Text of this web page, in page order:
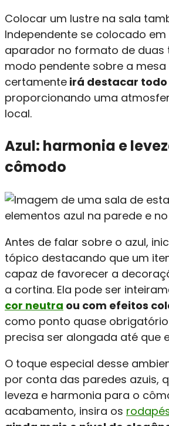
Colocar um lustre na sala
Independente se colocado
aparador no formato de duas
modo pendente sobre a mesa
certamente irá destacar
proporcionando uma
local.
Azul: harmonia e
cômodo
Antes de falar sobre o azul,
tópico destacando que um
capaz de favorecer a
a cortina. Ela pode ser
cor neutra ou com efeitos
como ponto quase
precisa ser alongada até que
O toque especial desse
por conta das paredes azuis,
leveza e harmonia para o
acabamento, insira os